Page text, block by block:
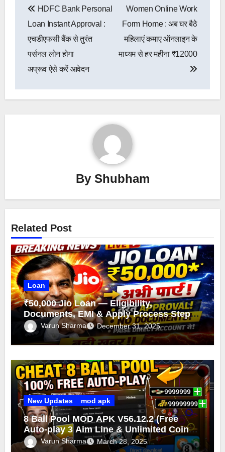
navigation
HDFC Bank Personal
Loan Instant Approval :
एचडीएफसी बैंक से तुरंत
पर्सनल लोन होगा
अप्रूव ऐसे करें आवेदन
Women Online Work
Form Home : अब घर बैठे
महिलाएं कमाए ऑनलाइन के
माध्यम से हर महीना ₹12000
By Shubham
Related Post
Loan
₹50,000 Jio Loan — Eligibility,
Documents, EMI & Apply Process Step-
by-StepVarun Sharma December 31, 2025
New Updates mod apk
8 Ball Pool MOD APK V56.12.2 (Free
Auto-play 3 Aim Line & Unlimited Coins
Cash 2025)
Varun Sharma March 28, 2025